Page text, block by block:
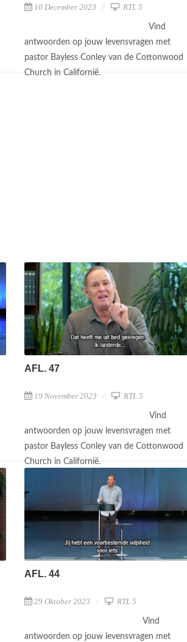
10 December 2023 RTL 5
Vind
antwoorden op jouw levensvragen met
pastor Bayless Conley van de Cottonwood
Church in Californië.
AFL. 47
19 November 2023 RTL 5
Vind
antwoorden op jouw levensvragen met
pastor Bayless Conley van de Cottonwood
Church in Californië.
AFL. 44
29 Oktober 2023 RTL 5
Vind
antwoorden op jouw levensvragen met